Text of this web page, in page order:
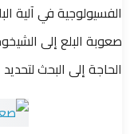
الفسيولوجية في آلية
صعوبة البلع إلى
الحاجة إلى البحث